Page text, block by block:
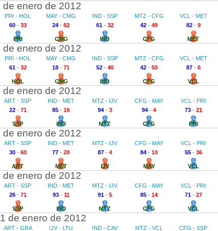
de enero de 2012
PRI - HOL
60- 33
PRI
MAY - CMG
24 - 62
CMG
IND - SSP
61- 32
IND
MTZ - CFG
42 - 49
CFG
VCL - MET
82- 9
MET
de enero de 2012
PRI - HOL
61- 32
HOL
MAY - CMG
18 - 71
CMG
IND - SSP
52- 40
IND
MTZ - CFG
42 - 50
CFG
VCL - MET
87- 6
VCL
de enero de 2012
ART - SSP
22- 71
SSP
IND - MET
85 - 16
IND
MTZ - IJV
94- 3
MTZ
CFG - MAY
94 - 4
CFG
VCL - PRI
73- 21
PRI
de enero de 2012
ART - SSP
30- 60
ART
IND - MET
77 - 20
MET
MTZ - IJV
87- 4
IJV
CFG - MAY
84 - 10
MAY
VCL - PRI
55- 36
VCL
de enero de 2012
ART - SSP
26- 71
SSP
IND - MET
93- 11
IND
MTZ - IJV
91- 5
MTZ
CFG - MAY
85 - 14
CFG
VCL - PRI
71- 27
VCL
de enero de 2012
ART - GRA IJV - LTU IND - CAV MTZ - VCL CFG - SSP